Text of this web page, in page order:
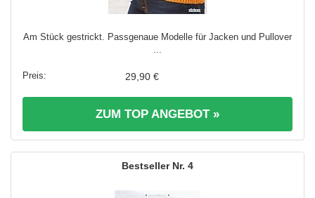
Am Stück gestrickt. Passgenaue Modelle für Jacken und Pullover
29,90 €
ZUM TOP ANGEBOT »
4